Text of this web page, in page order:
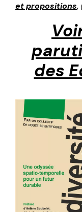
et propositions,
des